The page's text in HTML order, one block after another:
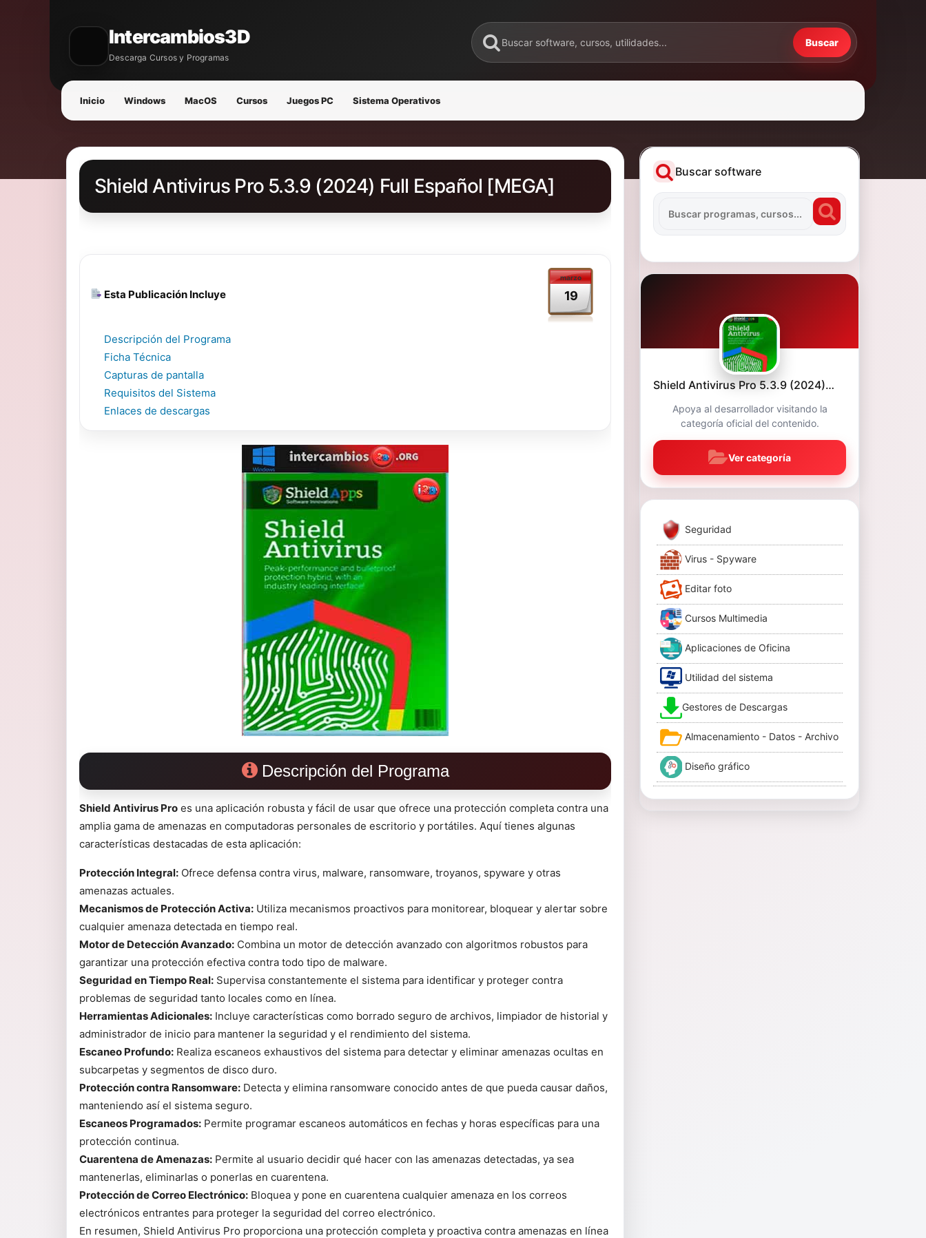
Intercambios3D
Descarga Cursos y Programas
Buscar
Inicio Windows MacOS Cursos Juegos PC Sistema Operativos
Shield Antivirus Pro 5.3.9 (2024) Full Español [MEGA]
Esta Publicación Incluye
marzo
19
Descripción del Programa
Ficha Técnica
Capturas de pantalla
Requisitos del Sistema
Enlaces de descargas
Descripción del Programa
Shield Antivirus Pro es una aplicación robusta y fácil de usar que ofrece una protección completa contra una
amplia gama de amenazas en computadoras personales de escritorio y portátiles. Aquí tienes algunas
características destacadas de esta aplicación:
Protección Integral: Ofrece defensa contra virus, malware, ransomware, troyanos, spyware y otras
amenazas actuales.
Mecanismos de Protección Activa: Utiliza mecanismos proactivos para monitorear, bloquear y alertar sobre
cualquier amenaza detectada en tiempo real.
Motor de Detección Avanzado: Combina un motor de detección avanzado con algoritmos robustos para
garantizar una protección efectiva contra todo tipo de malware.
Seguridad en Tiempo Real: Supervisa constantemente el sistema para identificar y proteger contra
problemas de seguridad tanto locales como en línea.
Herramientas Adicionales: Incluye características como borrado seguro de archivos, limpiador de historial y
administrador de inicio para mantener la seguridad y el rendimiento del sistema.
Escaneo Profundo: Realiza escaneos exhaustivos del sistema para detectar y eliminar amenazas ocultas en
subcarpetas y segmentos de disco duro.
Protección contra Ransomware: Detecta y elimina ransomware conocido antes de que pueda causar daños,
manteniendo así el sistema seguro.
Escaneos Programados: Permite programar escaneos automáticos en fechas y horas específicas para una
protección continua.
Cuarentena de Amenazas: Permite al usuario decidir qué hacer con las amenazas detectadas, ya sea
mantenerlas, eliminarlas o ponerlas en cuarentena.
Protección de Correo Electrónico: Bloquea y pone en cuarentena cualquier amenaza en los correos
electrónicos entrantes para proteger la seguridad del correo electrónico.
En resumen, Shield Antivirus Pro proporciona una protección completa y proactiva contra amenazas en línea
Buscar software
Shield Antivirus Pro 5.3.9 (2024)…
Apoya al desarrollador visitando la
categoría oficial del contenido.
Ver categoría
Seguridad
Virus - Spyware
Editar foto
Cursos Multimedia
Aplicaciones de Oficina
Utilidad del sistema
Gestores de Descargas
Almacenamiento - Datos - Archivo
Diseño gráfico